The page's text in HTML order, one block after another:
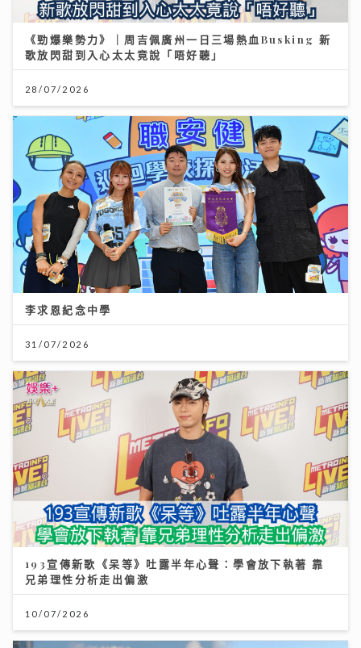
《勁爆樂勢力》｜周吉佩廣州一日三場熱血Busking 新
歌放閃甜到入心太太竟說「唔好聽」
28/07/2026
李求恩紀念中學
31/07/2026
193宣傳新歌《呆等》吐露半年心聲：學會放下執著 靠
兄弟理性分析走出偏激
10/07/2026